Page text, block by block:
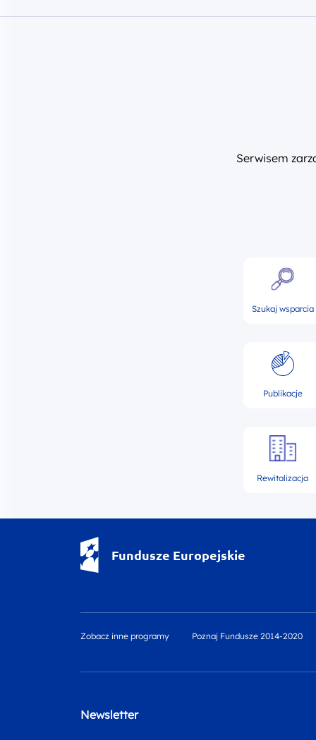
Serwisem
Szukaj wsparcia
Publikacje
Rewitalizacja
Fundusze Europejskie
Zobacz inne programy Poznaj Fundusze 2014-2020
Newsletter